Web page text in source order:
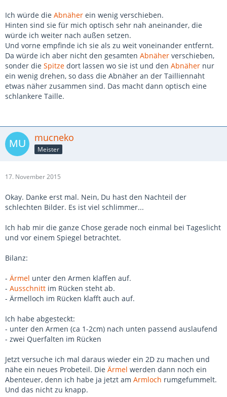
Ich würde die Abnäher ein wenig verschieben.
Hinten sind sie für mich optisch sehr nah aneinander, die
würde ich weiter nach außen setzen.
Und vorne empfinde ich sie als zu weit voneinander entfernt.
Da würde ich aber nicht den gesamten Abnäher verschieben,
sonder die Spitze dort lassen wo sie ist und den Abnäher nur
ein wenig drehen, so dass die Abnäher an der Tailliennaht
etwas näher zusammen sind. Das macht dann optisch eine
schlankere Taille.
mucneko
Meister
17. November 2015
Okay. Danke erst mal. Nein, Du hast den Nachteil der
schlechten Bilder. Es ist viel schlimmer...
Ich hab mir die ganze Chose gerade noch einmal bei Tageslicht
und vor einem Spiegel betrachtet.
Bilanz:
- Ärmel unter den Armen klaffen auf.
- Ausschnitt im Rücken steht ab.
- Ärmelloch im Rücken klafft auch auf.
Ich habe abgesteckt:
- unter den Armen (ca 1-2cm) nach unten passend auslaufend
- zwei Querfalten im Rücken
Jetzt versuche ich mal daraus wieder ein 2D zu machen und
nähe ein neues Probeteil. Die Ärmel werden dann noch ein
Abenteuer, denn ich habe ja jetzt am Armloch rumgefummelt.
Und das nicht zu knapp.